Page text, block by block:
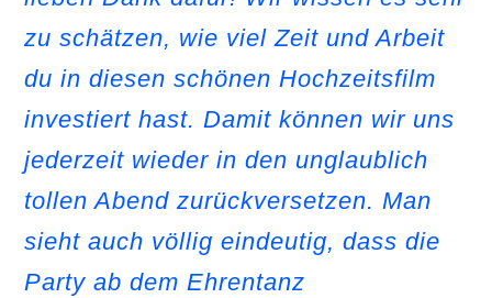
zu schätzen, wie viel Zeit und Arbeit
du in diesen schönen Hochzeitsfilm
investiert hast. Damit können wir uns
jederzeit wieder in den unglaublich
tollen Abend zurückversetzen. Man
sieht auch völlig eindeutig, dass die
Party ab dem Ehrentanz